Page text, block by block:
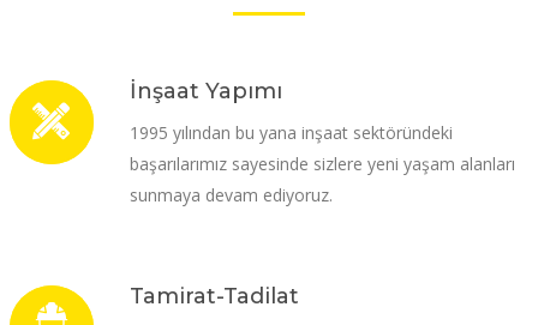
İnşaat Yapımı
1995 yılından bu yana inşaat sektöründeki
başarılarımız sayesinde sizlere yeni yaşam alanları
sunmaya devam ediyoruz.
Tamirat-Tadilat